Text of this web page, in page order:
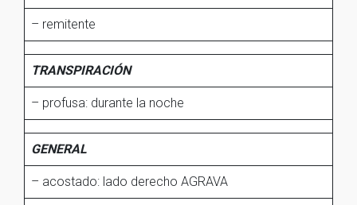
– remitente
TRANSPIRACIÓN
– profusa: durante la noche
GENERAL
– acostado: lado derecho AGRAVA